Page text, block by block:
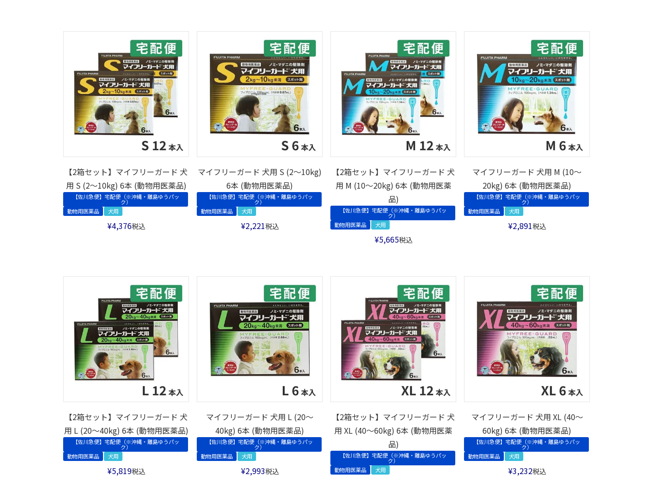
【2箱セット】マイフリーガード 犬
用 S (2～10kg) 6本 (動物用医薬品)
【佐川急便】宅配便（※沖縄・離島ゆうパッ
ク）
動物用医薬品
犬用
¥4,376税込
マイフリーガード 犬用 S (2～10kg)
6本 (動物用医薬品)
【佐川急便】宅配便（※沖縄・離島ゆうパッ
ク）
動物用医薬品
犬用
¥2,221税込
【2箱セット】マイフリーガード 犬
用 M (10～20kg) 6本 (動物用医薬
品)
【佐川急便】宅配便（※沖縄・離島ゆうパッ
ク）
動物用医薬品
犬用
¥5,665税込
マイフリーガード 犬用 M (10～
20kg) 6本 (動物用医薬品)
【佐川急便】宅配便（※沖縄・離島ゆうパッ
ク）
動物用医薬品
犬用
¥2,891税込
【2箱セット】マイフリーガード 犬
用 L (20～40kg) 6本 (動物用医薬品)
【佐川急便】宅配便（※沖縄・離島ゆうパッ
ク）
動物用医薬品
犬用
¥5,819税込
マイフリーガード 犬用 L (20～
40kg) 6本 (動物用医薬品)
【佐川急便】宅配便（※沖縄・離島ゆうパッ
ク）
動物用医薬品
犬用
¥2,993税込
【2箱セット】マイフリーガード 犬
用 XL (40～60kg) 6本 (動物用医薬
品)
【佐川急便】宅配便（※沖縄・離島ゆうパッ
ク）
動物用医薬品
犬用
マイフリーガード 犬用 XL (40～
60kg) 6本 (動物用医薬品)
【佐川急便】宅配便（※沖縄・離島ゆうパッ
ク）
動物用医薬品
犬用
¥3,232税込